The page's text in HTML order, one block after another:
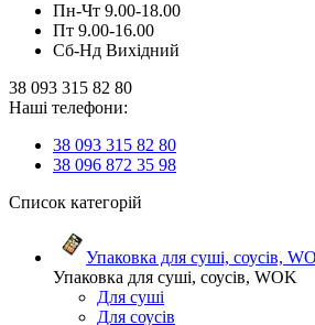
Пн-Чт 9.00-18.00
Пт 9.00-16.00
Сб-Нд Вихідний
38 093 315 82 80
Наші телефони:
38 093 315 82 80
38 096 872 35 98
Список категорій
Упаковка для суші, соусів,
Упаковка для суші, соусів, WOK
Для суші
Для соусів